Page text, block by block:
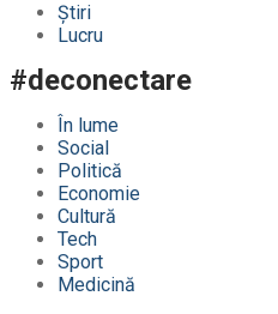
Știri
Lucru
#deconectare
În lume
Social
Politică
Economie
Cultură
Tech
Sport
Medicină